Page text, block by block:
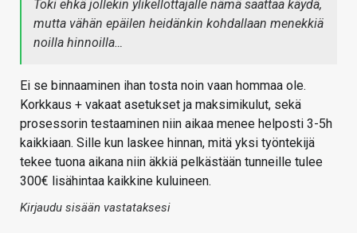
Toki ehkä jollekin ylikellottajalle nämä saattaa käydä,
mutta vähän epäilen heidänkin kohdallaan menekkiä
noilla hinnoilla…
Ei se binnaaminen ihan tosta noin vaan hommaa ole.
Korkkaus + vakaat asetukset ja maksimikulut, sekä
prosessorin testaaminen niin aikaa menee helposti 3-5h
kaikkiaan. Sille kun laskee hinnan, mitä yksi työntekijä
tekee tuona aikana niin äkkiä pelkästään tunneille tulee
300€ lisähintaa kaikkine kuluineen.
Kirjaudu sisään vastataksesi